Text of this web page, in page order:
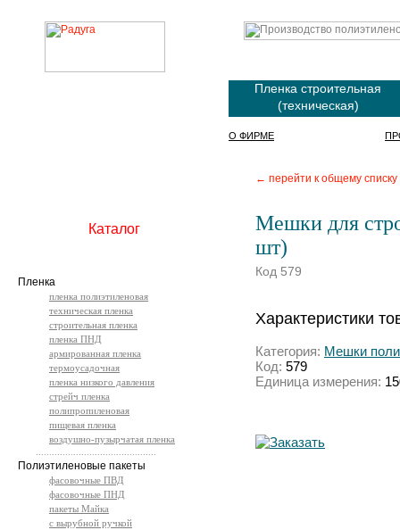
Пленка строительная
(техническая)
О ФИРМЕ
← перейти к общему списку
Мешки для
шт)
Код 579
Характеристики
Категория: Мешки
Код: 579
Единица измерения:
Каталог
Пленка
пленка полиэтиленовая
техническая пленка
строительная пленка
пленка ПНД
армированная пленка
термоусадочная
пленка низкого давления
стрейч пленка
полипропиленовая
пищевая пленка
воздушно-пузырчатая пленка
Полиэтиленовые пакеты
фасовочные ПВД
фасовочные ПНД
пакеты Майка
с вырубной ручкой